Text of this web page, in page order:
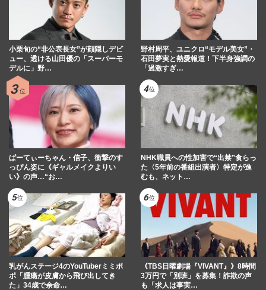
小栗旬の“非公表長女”が顔隠しデビ
ュー、透ける山田優の「スーパーモ
デルに」野…
野村周平、ユニクロ“モデル美女”・
石田夢実と熱愛報道！下半身強調の
「過激すぎ…
ぱーてぃーちゃん・信子、衝撃のす
っぴん姿に《ギャルメイクよりい
い》の声…“お…
NHK職員への性加害で“出禁”食らっ
た〈5年前の番組出演者〉特定が進
むも、ネット…
乳がんステージ4のYouTuberミミポ
ポ「腫瘍が皮膚から飛び出してき
た」34歳で余命…
《TBS日曜劇場『VIVANT』》8時間
3万円で「別班」を募集！詐欺の声
も「求人は事実…